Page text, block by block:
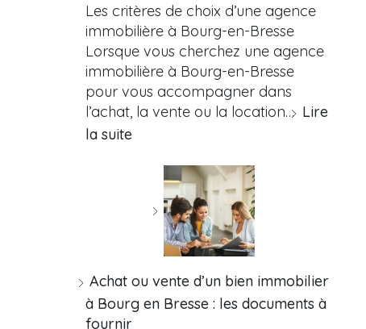
Les critères de choix d’une agence
immobilière à Bourg-en-Bresse
Lorsque vous cherchez une agence
immobilière à Bourg-en-Bresse
pour vous accompagner dans
l’achat, la vente ou la location… Lire
la suite
Achat ou vente d’un bien immobilier
à Bourg en Bresse : les documents à
fournir